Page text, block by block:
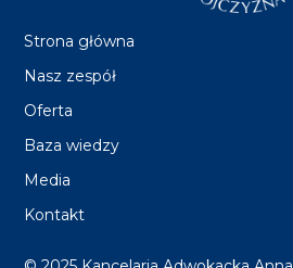
Strona główna
Nasz zespół
Oferta
Baza wiedzy
Media
Kontakt